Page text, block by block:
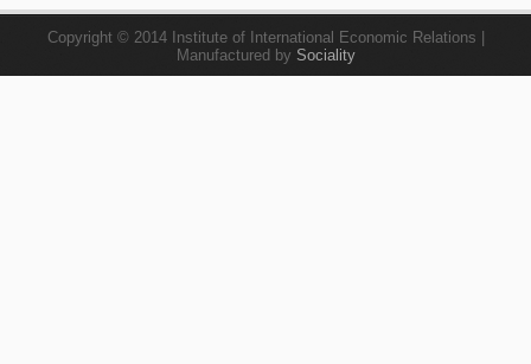
Copyright © 2014 Institute of International Economic Relations |
Manufactured by Sociality